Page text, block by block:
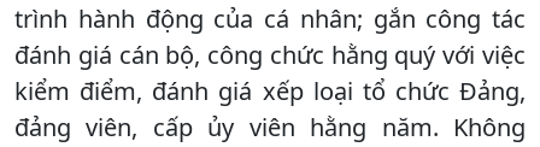
trình hành động của cá nhân; gắn công tác
đánh giá cán bộ, công chức hằng quý với việc
kiểm điểm, đánh giá xếp loại tổ chức Đảng,
đảng viên, cấp ủy viên hằng năm. Không